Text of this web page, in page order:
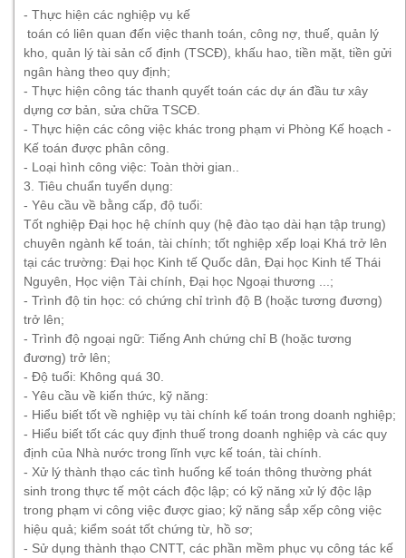
- Thực hiện các nghiệp vụ kế
toán có liên quan đến việc thanh toán, công nợ, thuế, quản lý
kho, quản lý tài sản cố định (TSCĐ), khấu hao, tiền mặt, tiền gửi
ngân hàng theo quy định;
- Thực hiện công tác thanh quyết toán các dự án đầu tư xây
dựng cơ bản, sửa chữa TSCĐ.
- Thực hiện các công việc khác trong phạm vi Phòng Kế hoạch -
Kế toán được phân công.
- Loại hình công việc: Toàn thời gian..
3. Tiêu chuẩn tuyển dụng:
- Yêu cầu về bằng cấp, độ tuổi:
Tốt nghiệp Đại học hệ chính quy (hệ đào tạo dài hạn tập trung)
chuyên ngành kế toán, tài chính; tốt nghiệp xếp loại Khá trở lên
tại các trường: Đại học Kinh tế Quốc dân, Đại học Kinh tế Thái
Nguyên, Học viện Tài chính, Đại học Ngoại thương ...;
- Trình độ tin học: có chứng chỉ trình độ B (hoặc tương đương)
trở lên;
- Trình độ ngoại ngữ: Tiếng Anh chứng chỉ B (hoặc tương
đương) trở lên;
- Độ tuổi: Không quá 30.
- Yêu cầu về kiến thức, kỹ năng:
- Hiểu biết tốt về nghiệp vụ tài chính kế toán trong doanh nghiệp;
- Hiểu biết tốt các quy định thuế trong doanh nghiệp và các quy
định của Nhà nước trong lĩnh vực kế toán, tài chính.
- Xử lý thành thạo các tình huống kế toán thông thường phát
sinh trong thực tế một cách độc lập; có kỹ năng xử lý độc lập
trong phạm vi công việc được giao; kỹ năng sắp xếp công việc
hiệu quả; kiểm soát tốt chứng từ, hồ sơ;
- Sử dụng thành thạo CNTT, các phần mềm phục vụ công tác kế